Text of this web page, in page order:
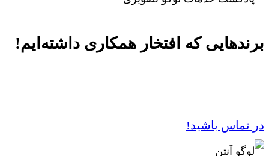
برندهایی که افتخار همکاری داشته‌ایم!
در تماس باشید!